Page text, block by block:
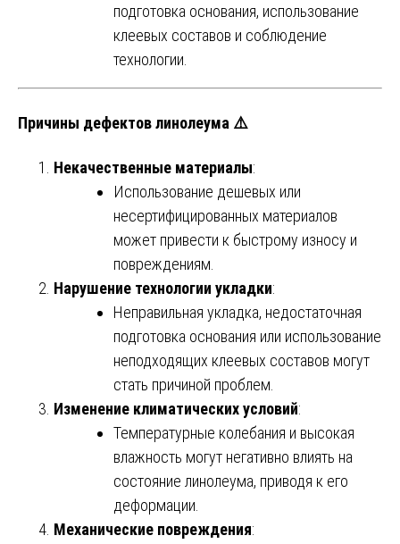
подготовка основания, использование
клеевых составов и соблюдение
технологии.
Причины дефектов линолеума ⚠️
Некачественные материалы:
Использование дешевых или
несертифицированных материалов
может привести к быстрому износу и
повреждениям.
Нарушение технологии укладки:
Неправильная укладка, недостаточная
подготовка основания или использование
неподходящих клеевых составов могут
стать причиной проблем.
Изменение климатических условий:
Температурные колебания и высокая
влажность могут негативно влиять на
состояние линолеума, приводя к его
деформации.
Механические повреждения: